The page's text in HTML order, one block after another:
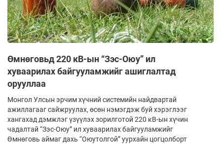
Өмнөговьд 220 кВ-ын “Зэс-Оюу” ил
хуваарилах байгууламжийг ашиглалтад
орууллаа
Монгол Улсын эрчим хүчний системийн найдвартай
ажиллагааг сайжруулах, өсөн нэмэгдэж буй хэрэглээг
хангахад дэмжлэг үзүүлэх зорилготой 220 кВ-ын хүчин
чадалтай “Зэс-Оюу” ил хуваарилах байгууламжийг
Өмнөговь аймаг дахь “Оюутолгой” уурхайн цогцолборт